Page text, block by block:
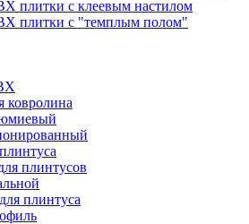
плитки с клеевым настилом
плитки с "темплым полом"
ковролина
плинтусов
плинтуса